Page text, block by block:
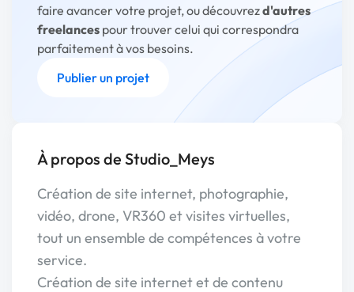
faire avancer votre projet, ou découvrezd'autres
freelances pour trouver celui qui correspondra
parfaitement à vos besoins.
Publier un projet
À propos de Studio_Meys
Création de site internet, photographie,
vidéo, drone, VR360 et visites virtuelles,
tout un ensemble de compétences à votre
service.
Création de site internet et de contenu